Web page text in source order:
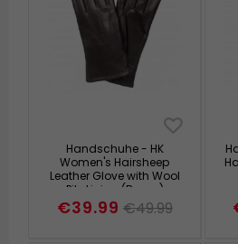
Handschuhe - HK
Women's Hairsheep
Leather Glove with Wool
Pile Lining (Braun)
€39.99 €49.99